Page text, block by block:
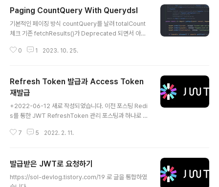
아래 내용을 생각해볼 필요가 있다.1. Spring Security의
기본 프로세스는 알고 있는가?2. Spring Security없이 J
WT를 통한 인증 및 인가 구현을 할 수 있는데, 왜 Spring
..
Paging CountQuery With Querydsl
기본적인 페이징 방식 countQuery를 날려 totalCount
체크 기존 fetchResults()가 Deprecated 되면서 아래
ructor public class ItemRepository { private final
QueryFactory .selectFrom(item) .offset(pageabl
e.getOffset()) .limit(pageable.getPageSize()); lo
ng totalCount = jpaQueryFactory .select(item...
0 1 2023. 10. 25.
Refresh Token 발급과 Access Token
재발급
+2022-06-12 새로 작성되었습니다. 이전 포스팅 Redi
s를 통한 JWT RefreshToken 관리 포스팅과 하나로 정
7 5 2022. 2. 11.
발급받은 JWT로 요청하기
https://sol-devlog.tistory.com/19 로 글을 통합하였